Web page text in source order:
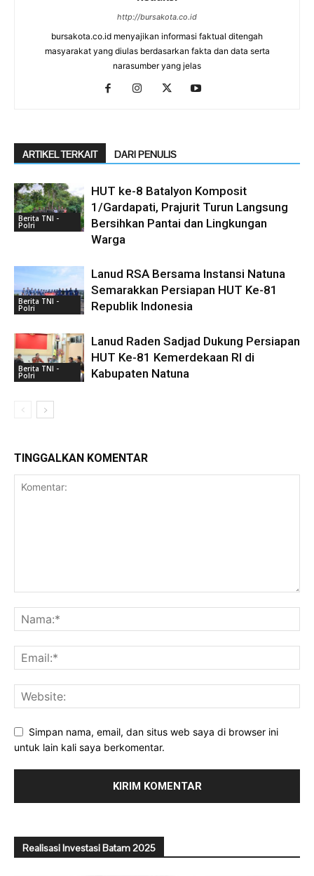
http://bursakota.co.id
bursakota.co.id menyajikan informasi faktual ditengah
masyarakat yang diulas berdasarkan fakta dan data serta
narasumber yang jelas
ARTIKEL TERKAIT DARI PENULIS
Berita TNI -
Polri
HUT ke-8 Batalyon Komposit
1/Gardapati, Prajurit Turun Langsung
Bersihkan Pantai dan Lingkungan
Warga
Berita TNI -
Polri
Lanud RSA Bersama Instansi Natuna
Semarakkan Persiapan HUT Ke-81
Republik Indonesia
Berita TNI -
Polri
Lanud Raden Sadjad Dukung Persiapan
HUT Ke-81 Kemerdekaan RI di
Kabupaten Natuna
TINGGALKAN KOMENTAR
Simpan nama, email, dan situs web saya di browser ini
untuk lain kali saya berkomentar.
Realisasi Investasi Batam 2025